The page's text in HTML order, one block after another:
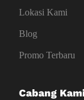
Lokasi Kami
Blog
Promo Terbaru
Cabang